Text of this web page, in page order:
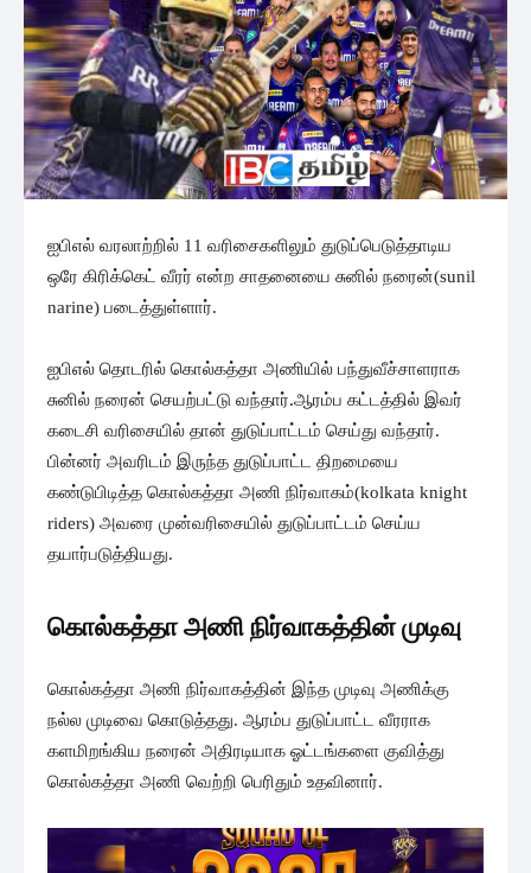
ஐபிஎல் வரலாற்றில் 11 வரிசைகளிலும் துடுப்பெடுத்தாடிய
ஒரே கிரிக்கெட் வீரர் என்ற சாதனையை சுனில் நரைன்(sunil
narine) படைத்துள்ளார்.
ஐபிஎல் தொடரில் கொல்கத்தா அணியில் பந்துவீச்சாளராக
சுனில் நரைன் செயற்பட்டு வந்தார்.ஆரம்ப கட்டத்தில் இவர்
கடைசி வரிசையில் தான் துடுப்பாட்டம் செய்து வந்தார்.
பின்னர் அவரிடம் இருந்த துடுப்பாட்ட திறமையை
கண்டுபிடித்த கொல்கத்தா அணி நிர்வாகம்(kolkata knight
riders) அவரை முன்வரிசையில் துடுப்பாட்டம் செய்ய
தயார்படுத்தியது.
கொல்கத்தா அணி நிர்வாகத்தின் முடிவு
கொல்கத்தா அணி நிர்வாகத்தின் இந்த முடிவு அணிக்கு
நல்ல முடிவை கொடுத்தது. ஆரம்ப துடுப்பாட்ட வீரராக
களமிறங்கிய நரைன் அதிரடியாக ஓட்டங்களை குவித்து
கொல்கத்தா அணி வெற்றி பெரிதும் உதவினார்.